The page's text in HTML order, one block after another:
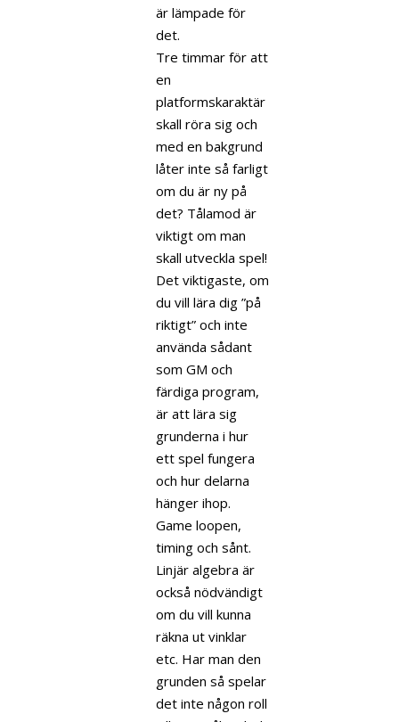
är lämpade för
det.
Tre timmar för att
en
platformskaraktär
skall röra sig och
med en bakgrund
låter inte så farligt
om du är ny på
det? Tålamod är
viktigt om man
skall utveckla spel!
Det viktigaste, om
du vill lära dig ”på
riktigt” och inte
använda sådant
som GM och
färdiga program,
är att lära sig
grunderna i hur
ett spel fungera
och hur delarna
hänger ihop.
Game loopen,
timing och sånt.
Linjär algebra är
också nödvändigt
om du vill kunna
räkna ut vinklar
etc. Har man den
grunden så spelar
det inte någon roll